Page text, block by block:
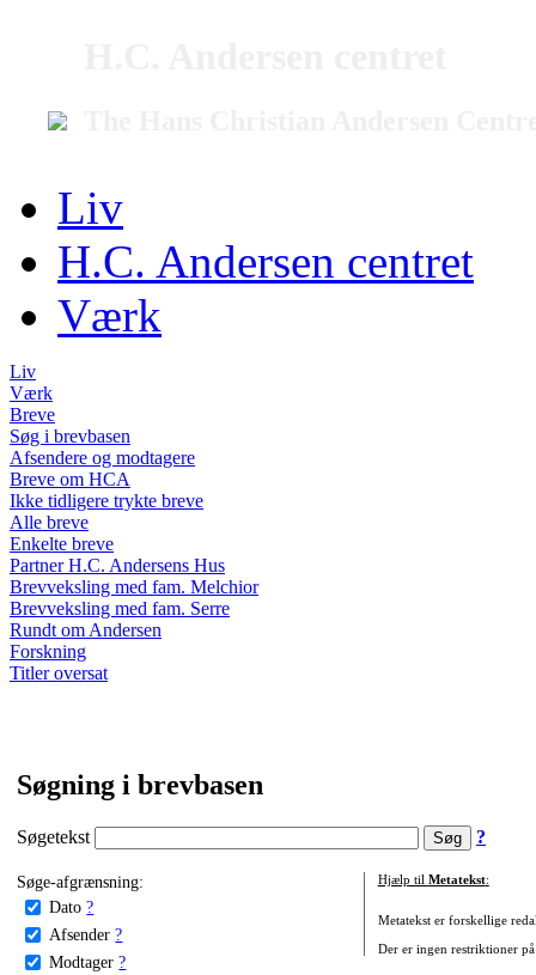
Liv
H.C. Andersen centret
Værk
Liv
Værk
Breve
Søg i brevbasen
Afsendere og modtagere
Breve om HCA
Ikke tidligere trykte breve
Alle breve
Enkelte breve
Partner H.C. Andersens Hus
Brevveksling med fam. Melchior
Brevveksling med fam. Serre
Rundt om Andersen
Forskning
Titler oversat
Søgning i brevbasen
Søgetekst ?
Søge-afgrænsning:
Dato ?
Afsender ?
Modtager ?
Hjælp til Metatekst:
Metatekst er forskellige
Der er ingen restriktioner